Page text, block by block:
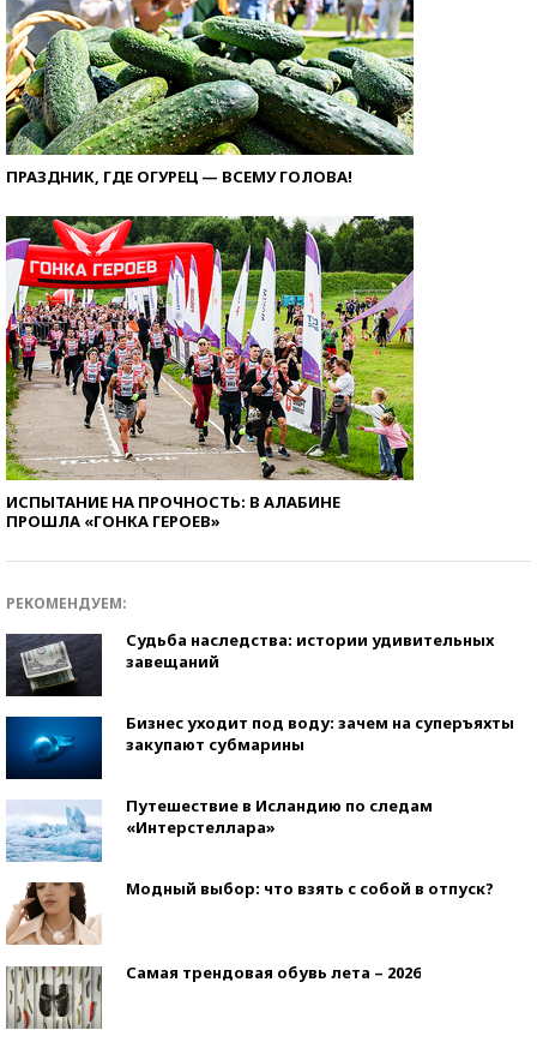
ПРАЗДНИК, ГДЕ ОГУРЕЦ — ВСЕМУ ГОЛОВА!
ИСПЫТАНИЕ НА ПРОЧНОСТЬ: В АЛАБИНЕ
ПРОШЛА «ГОНКА ГЕРОЕВ»
РЕКОМЕНДУЕМ:
Судьба наследства: истории удивительных
завещаний
Бизнес уходит под воду: зачем на суперъяхты
закупают субмарины
Путешествие в Исландию по следам
«Интерстеллара»
Модный выбор: что взять с собой в отпуск?
Самая трендовая обувь лета – 2026